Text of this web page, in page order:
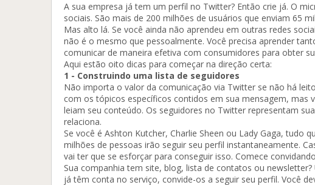
A sua empresa já tem um perfil no Twitter? Então crie já. O
sociais. São mais de 200 milhões de usuários que enviam 65
Mas alto lá. Se você ainda não aprendeu em outras redes
não é o mesmo que pessoalmente. Você precisa aprender
comunicar de maneira efetiva com consumidores para obter
Aqui estão oito dicas para começar na direção certa:
1 - Construindo uma lista de seguidores
Não importa o valor da comunicação via Twitter se não há
com os tópicos específicos contidos em sua mensagem, mas
leiam seu conteúdo. Os seguidores no Twitter representam
relaciona.
Se você é Ashton Kutcher, Charlie Sheen ou Lady Gaga, tudo
milhões de pessoas irão seguir seu perfil instantaneamente.
vai ter que se esforçar para conseguir isso. Comece
Sua companhia tem site, blog, lista de contatos ou
já têm conta no serviço, convide-os a seguir seu perfil. Você